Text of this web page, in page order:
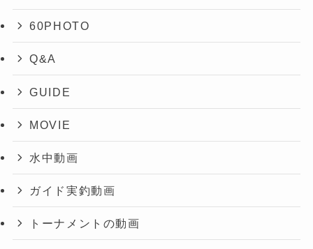
60PHOTO
Q&A
GUIDE
MOVIE
水中動画
ガイド実釣動画
トーナメントの動画